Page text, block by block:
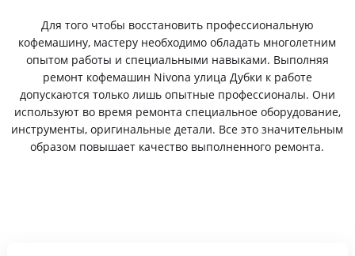
Для того чтобы восстановить профессиональную
кофемашину, мастеру необходимо обладать многолетним
опытом работы и специальными навыками. Выполняя
ремонт кофемашин Nivona улица Дубки к работе
допускаются только лишь опытные профессионалы. Они
используют во время ремонта специальное оборудование,
инструменты, оригинальные детали. Все это значительным
образом повышает качество выполненного ремонта.